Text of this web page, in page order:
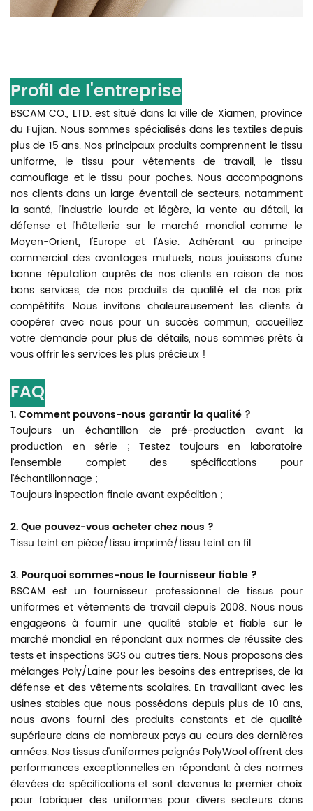
Profil de l'entreprise
BSCAM CO., LTD. est situé dans la ville de Xiamen, province
du Fujian. Nous sommes spécialisés dans les textiles depuis
plus de 15 ans. Nos principaux produits comprennent le tissu
uniforme, le tissu pour vêtements de travail, le tissu
camouflage et le tissu pour poches. Nous accompagnons
nos clients dans un large éventail de secteurs, notamment
la santé, l'industrie lourde et légère, la vente au détail, la
défense et l'hôtellerie sur le marché mondial comme le
Moyen-Orient, l'Europe et l'Asie. Adhérant au principe
commercial des avantages mutuels, nous jouissons d'une
bonne réputation auprès de nos clients en raison de nos
bons services, de nos produits de qualité et de nos prix
compétitifs. Nous invitons chaleureusement les clients à
coopérer avec nous pour un succès commun, accueillez
votre demande pour plus de détails, nous sommes prêts à
vous offrir les services les plus précieux !
FAQ
1. Comment pouvons-nous garantir la qualité ?
Toujours un échantillon de pré-production avant la
production en série ;Testez toujours en laboratoire
l’ensemble complet des spécifications pour
l’échantillonnage ;
Toujours inspection finale avant expédition ;
2. Que pouvez-vous acheter chez nous ?
Tissu teint en pièce/tissu imprimé/tissu teint en fil
3. Pourquoi sommes-nous le fournisseur fiable ?
BSCAMest un fournisseur professionnel de tissus pour
uniformes et vêtements de travail depuis 2008. Nous nous
engageons à fournir une qualité stable et fiable sur le
marché mondial en répondant aux normes de réussite des
tests et inspections SGS ou autres tiers. Nous proposons des
mélanges Poly/Laine pour les besoins des entreprises, de la
défense et des vêtements scolaires. En travaillant avec les
usines stables que nous possédons depuis plus de 10 ans,
nous avons fourni des produits constants et de qualité
supérieure dans de nombreux pays au cours des dernières
années. Nos tissus d'uniformes peignés PolyWool offrent des
performances exceptionnelles en répondant à des normes
élevées de spécifications et sont devenus le premier choix
pour fabriquer des uniformes pour divers secteurs dans